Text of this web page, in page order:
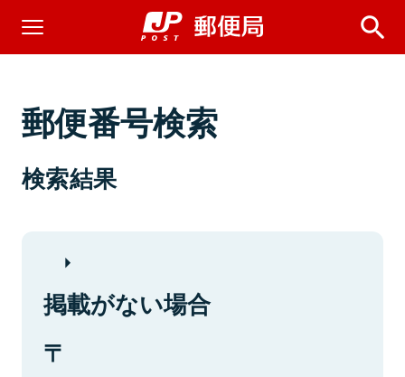
郵便番号検索
検索結果
掲載がない場合